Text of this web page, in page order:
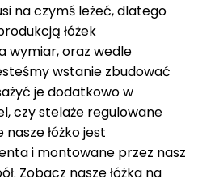
na czymś leżeć, dlatego
łóżek
wymiar, oraz wedle
wstanie zbudować
je dodatkowo w
czy stelaże regulowane
łóżko jest
i montowane przez nasz
Zobacz naszełóżka na